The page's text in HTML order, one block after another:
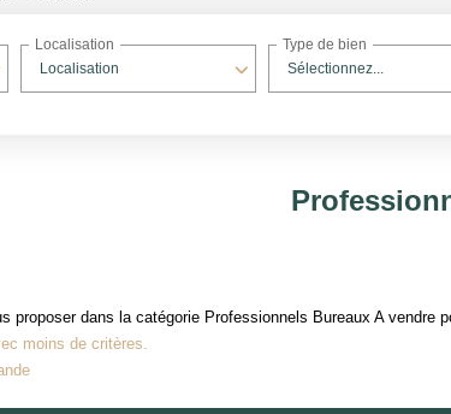
Localisation
Localisation
Sélectionnez...
Type de bien
proposer dans la catégorie Professionnels Bureaux A vendre
moins de critères.